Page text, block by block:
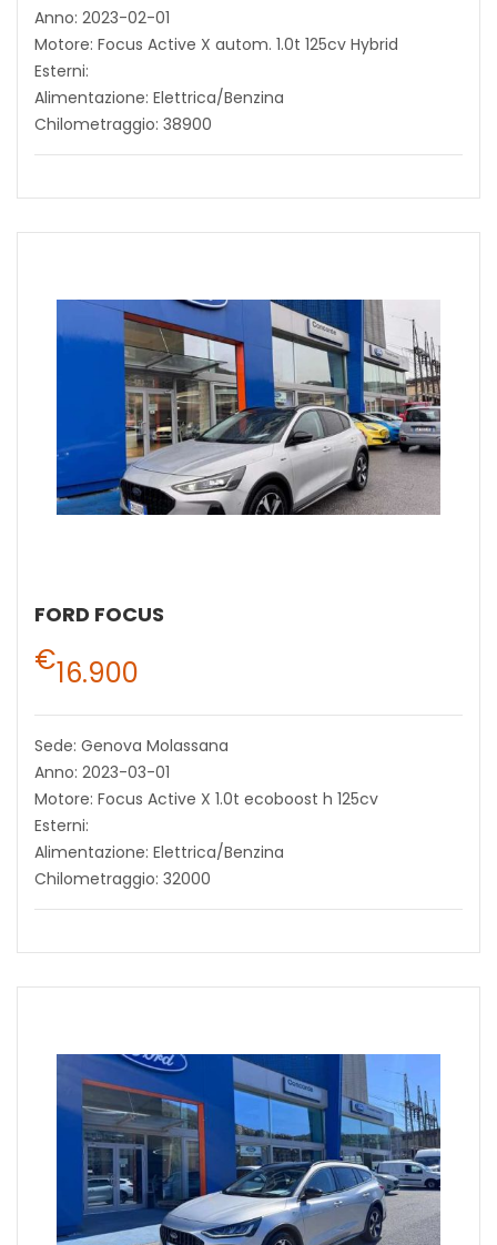
Anno: 2023-02-01
Motore: Focus Active X autom. 1.0t 125cv Hybrid
Esterni:
Alimentazione: Elettrica/Benzina
Chilometraggio: 38900
FORD FOCUS
€16.900
Sede: Genova Molassana
Anno: 2023-03-01
Motore: Focus Active X 1.0t ecoboost h 125cv
Esterni:
Alimentazione: Elettrica/Benzina
Chilometraggio: 32000